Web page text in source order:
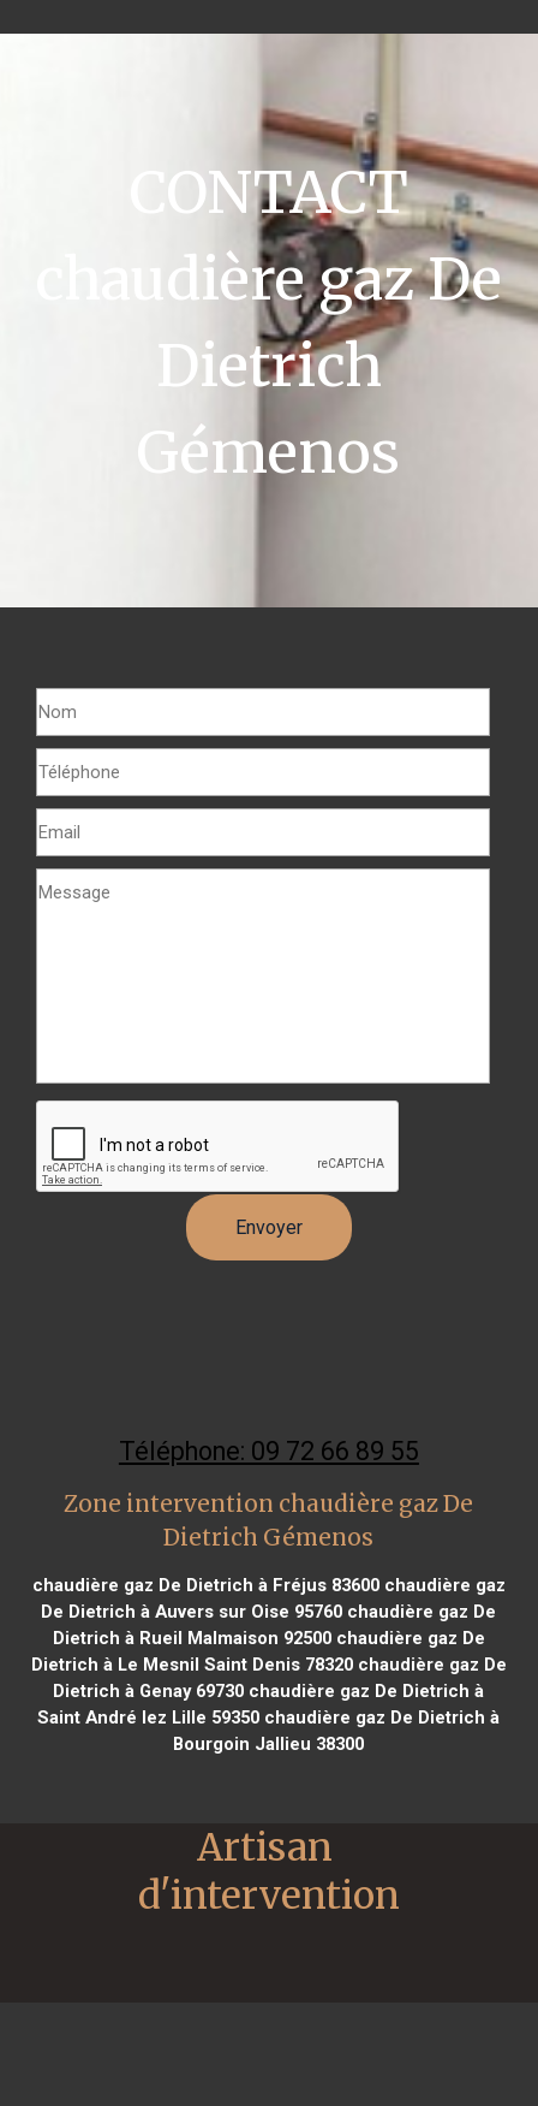
CONTACT
chaudière gaz De
Dietrich
Gémenos
Téléphone: 09 72 66 89 55
Zone intervention chaudière gaz De
Dietrich Gémenos
chaudière gaz De Dietrich à Fréjus 83600chaudière gaz
De Dietrich à Auvers sur Oise 95760 chaudière gaz De
Dietrich à Rueil Malmaison 92500chaudière gaz De
Dietrich à Le Mesnil Saint Denis 78320chaudière gaz De
Dietrich à Genay 69730 chaudière gaz De Dietrich à
Saint André lez Lille 59350 chaudière gaz De Dietrich à
Bourgoin Jallieu 38300
Artisan
d'intervention